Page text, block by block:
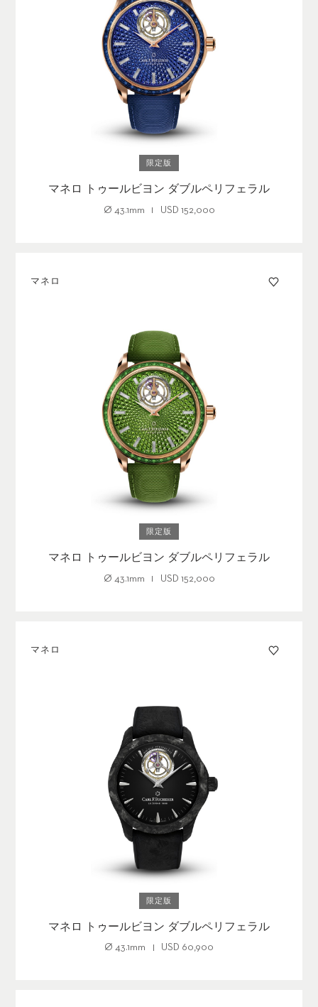
限定版
マネロ トゥールビヨン ダブルペリフェラル
Ø 43.1mm USD 152,000
マネロ
限定版
マネロ トゥールビヨン ダブルペリフェラル
Ø 43.1mm USD 152,000
マネロ
限定版
マネロ トゥールビヨン ダブルペリフェラル
Ø 43.1mm USD 60,900